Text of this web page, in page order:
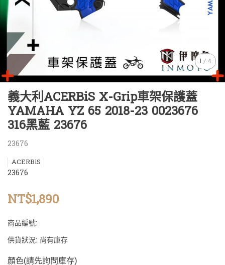
1/4
義大利ACERBiS X-Grip車架保護蓋
YAMAHA YZ 65 2018-23 0023676
316黑藍 23676
23676
ACERBiS
23676
NT$1,890
商品編號:
供貨狀況: 尚有庫存
顏色(請先詢問庫存)